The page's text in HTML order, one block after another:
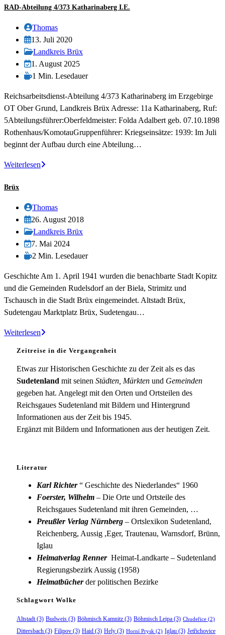
1/373
RAD-Abteilung 4/373 Katharinaberg I.E.
Beitrags-
Autor:
Thomas
Beitrag
veröffentlicht:
13. Juli 2020
Beitrags-
Kategorie:
Landkreis Brüx
Beitrag
zuletzt
am:
1. August 2025
Lesedauer:
1 Min. Lesedauer
Reichsarbeitsdienst-Abteilung 4/373 Katharinaberg im Erzgebirge
OT Ober Grund, Landkreis Brüx Adresse: 11a Katharinaberg, Ruf:
5Abteilungsführer:Oberfeldmeister: Folda Adalbert geb. 07.10.1898
Rothenhaus/KomotauGruppenführer: Kriegseinsätze: 1939: Im Juli
beginnt der Aufbau durch eine Abteilung…
WeiterlesenRAD-
i.E.
Brüx
Beitrags-
Autor:
Thomas
Beitrag
veröffentlicht:
26. August 2018
Beitrags-
Kategorie:
Landkreis Brüx
Beitrag
zuletzt
am:
7. Mai 2024
Lesedauer:
2 Min. Lesedauer
Geschichte Am 1. April 1941 wurden die benachbarte Stadt Kopitz
und die Gemeinden Rudelsdorf an der Biela, Strimitz und
Tschausch in die Stadt Brüx eingemeindet. Altstadt Brüx,
Sudetengau Marktplatz Brüx, Sudetengau…
WeiterlesenBrüx
Zeitreise in die Vergangenheit
Etwas zur Historischen Geschichte zu der Zeit als es das
Sudetenland mit seinen Städten, Märkten und Gemeinden
gegeben hat. Angelegt mit den Orten und Ortsteilen des
Reichsgaues Sudetenland mit Bildern und Hintergrund
Informationen aus der Zeit bis 1945.
Ergänzt mit Bildern und Informationen aus der heutigen Zeit.
Literatur
Karl Richter“ Geschichte des Niederlandes“ 1960
Foerster, Wilhelm – Die Orte und Ortsteile des
Reichsgaues Sudetenland mit ihren Gemeinden, …
Preußler Verlag Nürnberg – Ortslexikon Sudetenland,
Reichenberg, Aussig ,Eger, Trautenau, Warnsdorf, Brünn,
Iglau
Heimatverlag Renner Heimat-Landkarte – Sudetenland
Regierungsbezirk Aussig (1958)
Heimatbücherder politischen Bezirke
Schlagwort Wolke
Altstadt (3) Budweis (3) Böhmisch Kamnitz (3) Böhmisch Leipa (3) Chudeřice (2)
Dittersbach (3) Filipov (3) Haid (3) Hely (3) Horní Prysk (2) Iglau (3) Jetřichovice